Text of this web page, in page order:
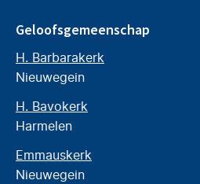
Geloofsgemeenschap
H. Barbarakerk
Nieuwegein
H. Bavokerk
Harmelen
Emmauskerk
Nieuwegein